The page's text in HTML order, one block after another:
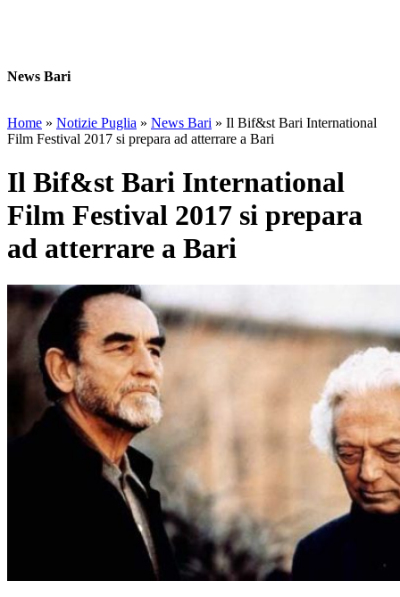
News Bari
Home » Notizie Puglia » News Bari » Il Bif&st Bari International
Film Festival 2017 si prepara ad atterrare a Bari
Il Bif&st Bari International
Film Festival 2017 si prepara
ad atterrare a Bari